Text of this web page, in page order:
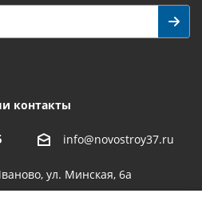
контакты
info@novostroy37.ru
ул. Минская, 6а